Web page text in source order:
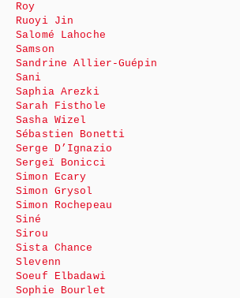
Roy
Ruoyi Jin
Salomé Lahoche
Samson
Sandrine Allier-Guépin
Sani
Saphia Arezki
Sarah Fisthole
Sasha Wizel
Sébastien Bonetti
Serge D’Ignazio
Sergeï Bonicci
Simon Ecary
Simon Grysol
Simon Rochepeau
Siné
Sirou
Sista Chance
Slevenn
Soeuf Elbadawi
Sophie Bourlet